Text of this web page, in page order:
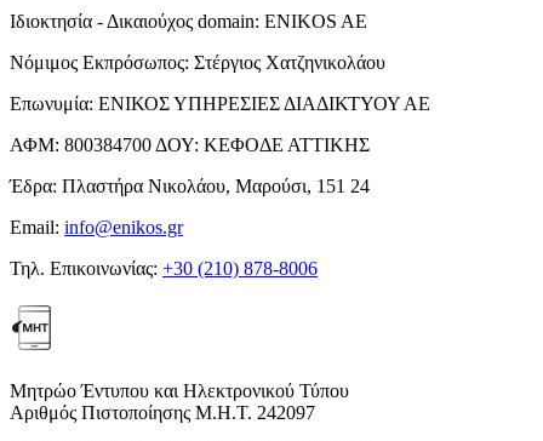
Ιδιοκτησία - Δικαιούχος domain: ENIKOS AE
Νόμιμος Εκπρόσωπος: Στέργιος Χατζηνικολάου
Επωνυμία: ΕΝΙΚΟΣ ΥΠΗΡΕΣΙΕΣ ΔΙΑΔΙΚΤΥΟΥ ΑΕ
ΑΦΜ: 800384700 ΔΟΥ: ΚΕΦΟΔΕ ΑΤΤΙΚΗΣ
Έδρα: Πλαστήρα Νικολάου, Μαρούσι, 151 24
Email: info@enikos.gr
Τηλ. Επικοινωνίας: +30 (210) 878-8006
Μητρώο Έντυπου και Ηλεκτρονικού Τύπου
Αριθμός Πιστοποίησης Μ.Η.Τ. 242097